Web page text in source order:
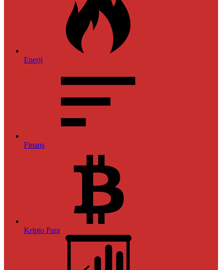
Enerji
Finans
Kripto Para